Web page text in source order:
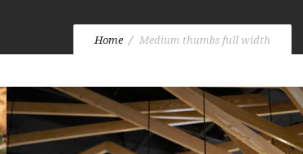
Home Medium thumbs full width